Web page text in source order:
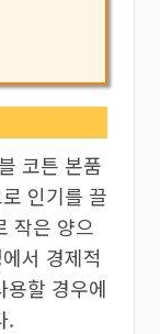
코튼 본품
인기를 끌
작은 양으
서 경제적
용할 경우에
.